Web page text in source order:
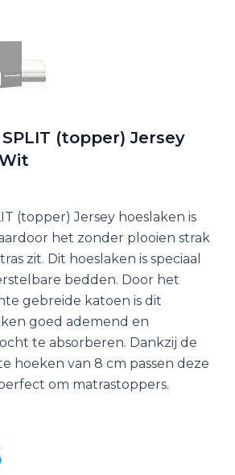
(topper) Jersey
(topper) Jersey hoeslaken is
het zonder plooien strak
zit. Dit hoeslaken is speciaal
bedden. Door het
gebreide katoen is dit
goed ademend en
te absorberen. Dankzij de
hoeken van 8 cm passen deze
om matrastoppers.